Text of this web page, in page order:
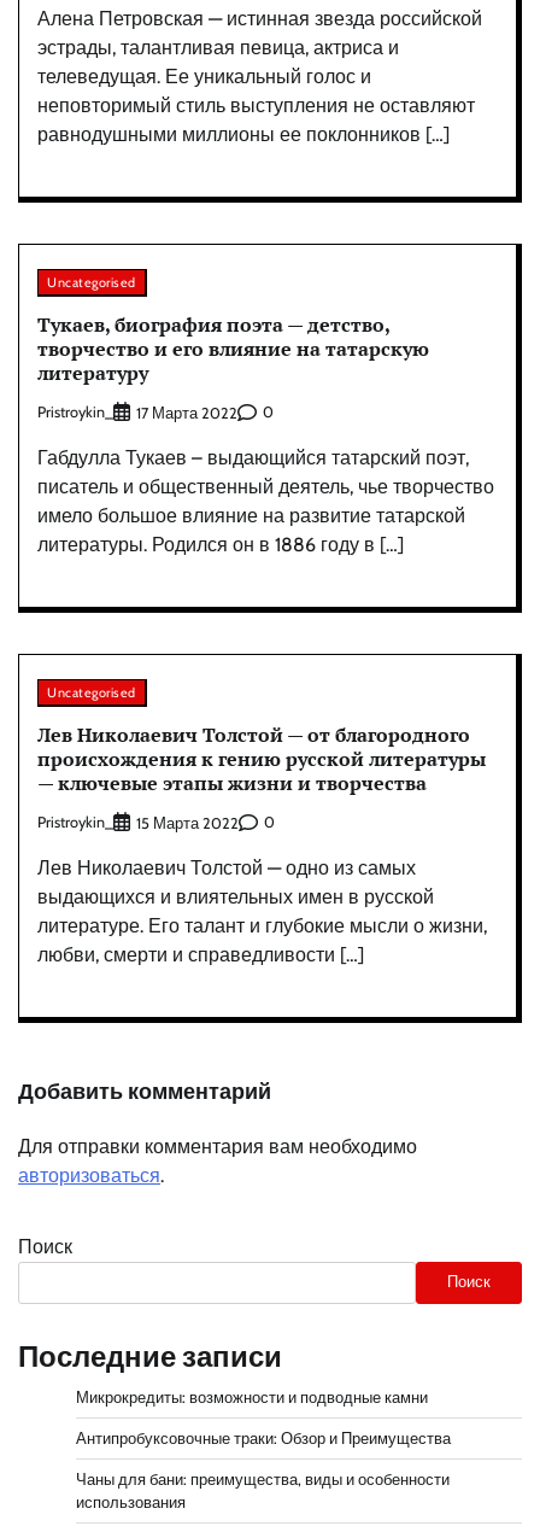
Алена Петровская — истинная звезда российской
эстрады, талантливая певица, актриса и
телеведущая. Ее уникальный голос и
неповторимый стиль выступления не оставляют
равнодушными миллионы ее поклонников […]
Uncategorised
Тукаев, биография поэта — детство,
творчество и его влияние на татарскую
литературу
Pristroykin_ 17 Марта 2022 0
Габдулла Тукаев – выдающийся татарский поэт,
писатель и общественный деятель, чье творчество
имело большое влияние на развитие татарской
литературы. Родился он в 1886 году в […]
Uncategorised
Лев Николаевич Толстой — от благородного
происхождения к гению русской литературы
— ключевые этапы жизни и творчества
Pristroykin_ 15 Марта 2022 0
Лев Николаевич Толстой — одно из самых
выдающихся и влиятельных имен в русской
литературе. Его талант и глубокие мысли о жизни,
любви, смерти и справедливости […]
Добавить комментарий
Для отправки комментария вам необходимо
авторизоваться.
Поиск
Поиск
Последние записи
Микрокредиты: возможности и подводные камни
Антипробуксовочные траки: Обзор и Преимущества
Чаны для бани: преимущества, виды и особенности
использования